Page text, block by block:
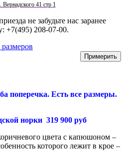
41 стр 1
не забудьте нас заранее
+7(495) 208-07-00.
поперечка. Есть все размеры.
норки 319 900 руб
цвета с капюшоном –
которого лежит в крое –